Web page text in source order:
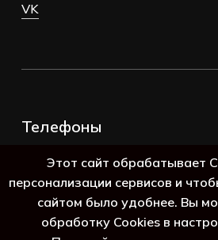
VK
Телефоны
8 (800) 250-69-39
Этот сайт обрабатывает
персонализации сервисов и
сайтом было удобнее. Вы
обработку Cookies в